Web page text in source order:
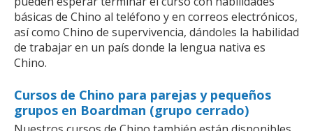
básicas de Chino al teléfono y en correos electrónicos,
así como Chino de supervivencia, dándoles la habilidad
de trabajar en un país donde la lengua nativa es
Chino.
Cursos de Chino para parejas y pequeños
grupos en Boardman (grupo cerrado)